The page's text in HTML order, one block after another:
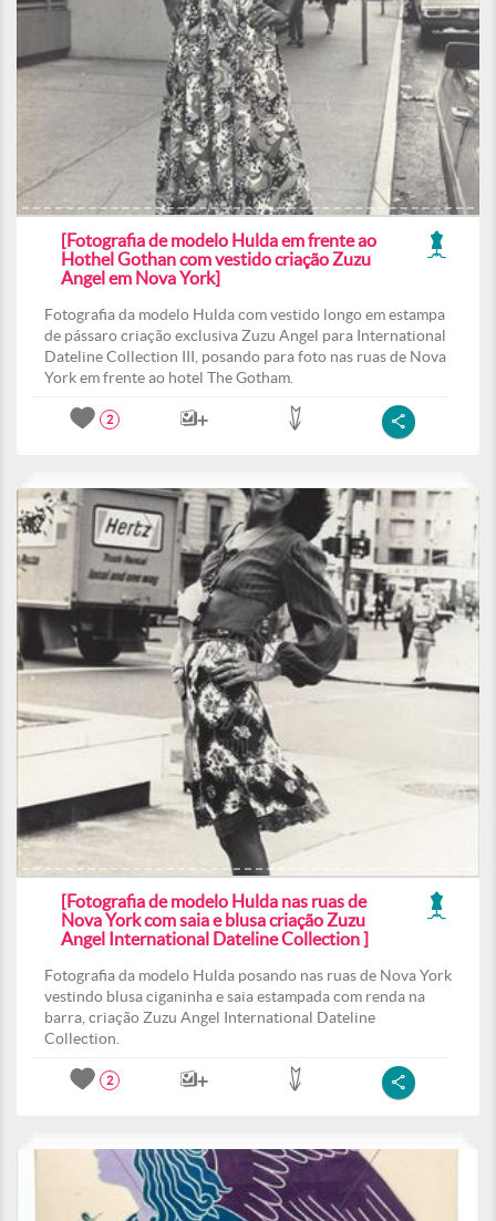
[Fotografia de modelo Hulda em frente ao
Hothel Gothan com vestido criação Zuzu
Angel em Nova York]
Fotografia da modelo Hulda com vestido longo em estampa
de pássaro criação exclusiva Zuzu Angel para International
Dateline Collection III, posando para foto nas ruas de Nova
York em frente ao hotel The Gotham.
2
[Fotografia de modelo Hulda nas ruas de
Nova York com saia e blusa criação Zuzu
Angel International Dateline Collection ]
Fotografia da modelo Hulda posando nas ruas de Nova York
vestindo blusa ciganinha e saia estampada com renda na
barra, criação Zuzu Angel International Dateline
Collection.
2